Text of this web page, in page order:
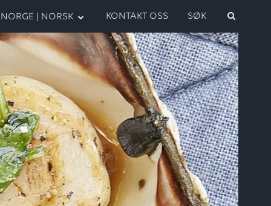
| NORSK KONTAKT OSS SØK